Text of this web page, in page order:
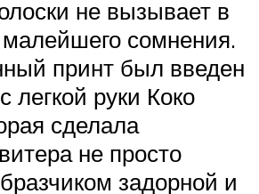
не вызывает в
сомнения.
принт был введен
легкой руки Коко
сделала
не просто
задорной и